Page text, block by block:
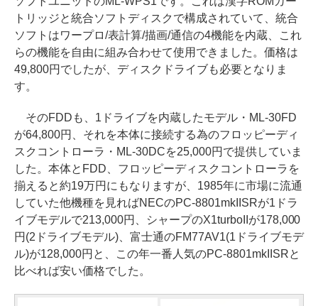
トリッジと統合ソフトディスクで構成されていて、統合
ソフトはワープロ/表計算/描画/通信の4機能を内蔵、これ
らの機能を自由に組み合わせて使用できました。価格は
49,800円でしたが、ディスクドライブも必要となりま
す。
そのFDDも、1ドライブを内蔵したモデル・ML-30FD
が64,800円、それを本体に接続する為のフロッピーディ
スクコントローラ・ML-30DCを25,000円で提供していま
した。本体とFDD、フロッピーディスクコントローラを
揃えると約19万円にもなりますが、1985年に市場に流通
していた他機種を見ればNECのPC-8801mkIISRが1ドラ
イブモデルで213,000円、シャープのX1turboIIが178,000
円(2ドライブモデル)、富士通のFM77AV1(1ドライブモデ
ル)が128,000円と、この年一番人気のPC-8801mkIISRと
比べれば安い価格でした。